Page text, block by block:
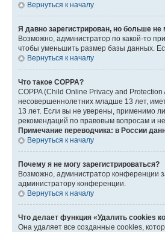
Вернуться к началу
Я давно зарегистрирован, но больше не
Возможно, администратор по какой-то
чтобы уменьшить размер базы данных.
Вернуться к началу
Что такое COPPA?
COPPA (Child Online Privacy and
несовершеннолетних младше 13 лет,
13 лет. Если вы не уверены, применимо
рекомендаций по правовым вопросам и
Примечание переводчика: в России
Вернуться к началу
Почему я не могу зарегистрироваться?
Возможно, администратор конференции
администратору конференции.
Вернуться к началу
Что делает функция «Удалить cookies
Она удаляет все созданные cookies,